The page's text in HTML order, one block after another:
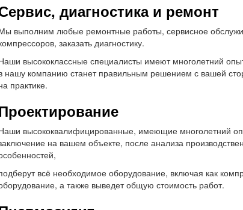
диагностика и ремонт
выполним любые ремонтные работы, сервисное
заказать диагностику.
высококлассные специалисты имеют многолетний
нашу компанию станет правильным решением с вашей
практике.
высококвалифицированные, имеющие многолетний
на вашем объекте, после анализа
всё необходимое оборудование, включая как
а также выведет общую стоимость работ.